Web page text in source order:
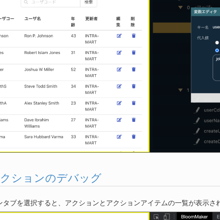
ションのデバッグ
タブを選択すると、アクションとアクションアイテムの一覧が表示さ